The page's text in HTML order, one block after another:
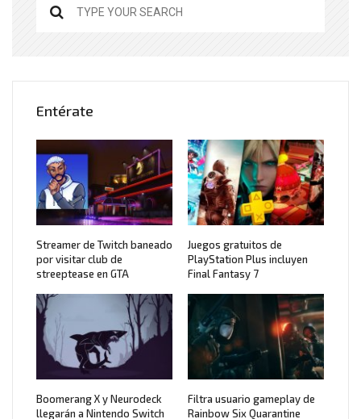
Entérate
Streamer de Twitch baneado
por visitar club de
streeptease en GTA
Juegos gratuitos de
PlayStation Plus incluyen
Final Fantasy 7
Boomerang X y Neurodeck
llegarán a Nintendo Switch
Filtra usuario gameplay de
Rainbow Six Quarantine